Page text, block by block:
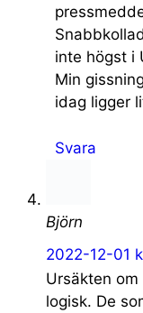
inte högst i
Min
idag ligger
Svara
Björn
2022-12-01
Ursäkten
logisk. De